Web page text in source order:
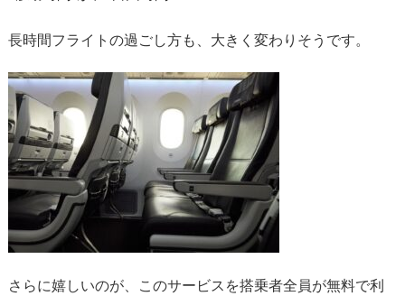
長時間フライトの過ごし方も、大きく変わりそうです。
さらに嬉しいのが、このサービスを搭乗者全員が無料で利